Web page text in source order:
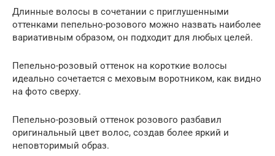
Длинные волосы в сочетании с приглушенными
оттенками пепельно-розового можно назвать наиболее
вариативным образом, он подходит для любых целей.
Пепельно-розовый оттенок на короткие волосы
идеально сочетается с меховым воротником, как видно
на фото сверху.
Пепельно-розовый оттенок розового разбавил
оригинальный цвет волос, создав более яркий и
неповторимый образ.